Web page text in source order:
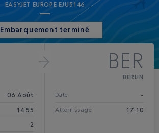
EASYJET EUROPE EJU5146
Embarquement terminé
06 Août
14:55
2
BER
BERLIN
Date -
Atterrissage 17:10